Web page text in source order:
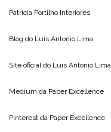
Patricia Portilho Interiores
Blog do Luis Antonio Lima
Site oficial do Luis Antonio Lima
Medium da Paper Excellence
Pinterest da Paper Excellence